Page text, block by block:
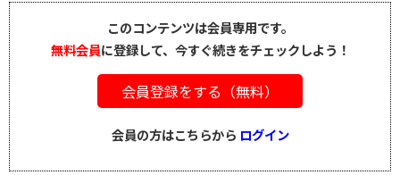
このコンテンツは会員専用です。
無料会員に登録して、今すぐ続きをチェックしよう！
会員登録をする（無料）
会員の方はこちらから ログイン